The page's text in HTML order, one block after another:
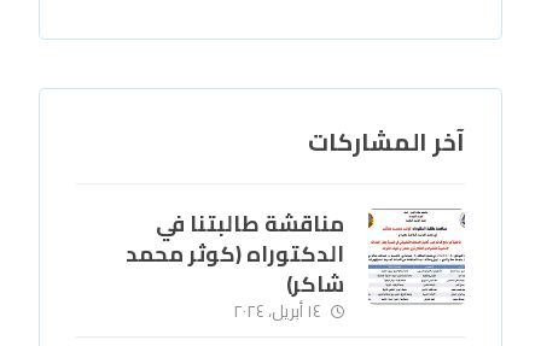
آخر المشاركات
مناقشة طالبتنا في
الدكتوراه (كوثر محمد
شاكر)
١٤ أبريل، ٢٠٢٤